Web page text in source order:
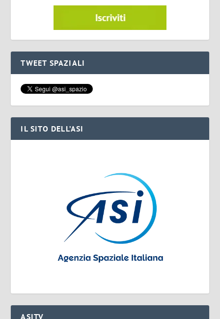
TWEET SPAZIALI
IL SITO DELL’ASI
ASITV